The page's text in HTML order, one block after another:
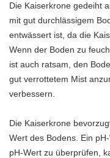
Die Kaiserkrone gedeiht
mit gut durchlässigem
entwässert ist, da die
Wenn der Boden zu
ist auch ratsam, den
gut verrottetem Mist
verbessern.
Die Kaiserkrone
Wert des Bodens. Ein
pH-Wert zu überprüfen,